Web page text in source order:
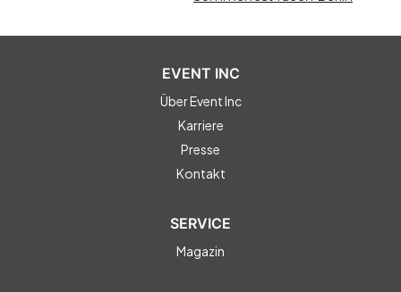
EVENT INC
Über Event Inc
Karriere
Presse
Kontakt
SERVICE
Magazin